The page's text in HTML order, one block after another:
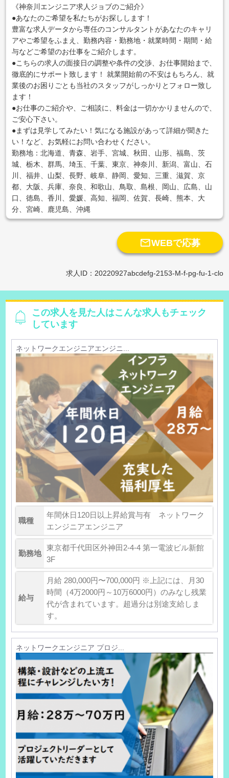
《神奈川エンジニア求人ジョブのご紹介》
●あなたのご希望を私たちがお探しします！
豊富な求人データから専任のコンサルタントがあなたのキャリ
アやご希望をふまえ、勤務内容・勤務地・就業時間・期間・給
与などご希望のお仕事をご紹介します。
●こちらの求人の面接日の調整や条件の交渉、お仕事開始まで、
徹底的にサポート致します！ 就業開始前の不安はもちろん、就
業後のお困りごとも当社のスタッフがしっかりとフォロー致し
ます！
●お仕事のご紹介や、ご相談に、料金は一切かかりませんので、
ご安心下さい。
●まずは見学してみたい！気になる施設があって詳細が聞きた
い！など、お気軽にお問い合わせください。
勤務地：北海道、青森、岩手、宮城、秋田、山形、福島、茨
城、栃木、群馬、埼玉、千葉、東京、神奈川、新潟、富山、石
川、福井、山梨、長野、岐阜、静岡、愛知、三重、滋賀、京
都、大阪、兵庫、奈良、和歌山、鳥取、島根、岡山、広島、山
口、徳島、香川、愛媛、高知、福岡、佐賀、長崎、熊本、大
分、宮崎、鹿児島、沖縄
WEBで応募
求人ID：20220927abcdefg-2153-M-f-pg-fu-1-clo
この求人を見た人はこんな求人もチェック
しています
ネットワークエンジニアエンジニ...
職種
年間休日120日以上昇給賞与有 ネットワーク
エンジニアエンジニア
勤務地
東京都千代田区外神田2-4-4 第一電波ビル新館
3F
給与
月給 280,000円〜700,000円 ※上記には、月30
時間（4万2000円～10万6000円）のみなし残業
代が含まれています。超過分は別途支給しま
す。
ネットワークエンジニア プロジ...